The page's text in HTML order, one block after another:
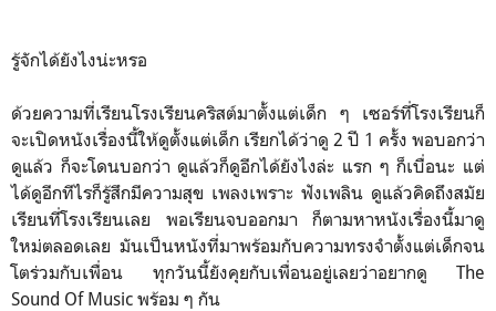
รู้จักได้ยังไงน่ะหรอ
ด้วยความที่เรียนโรงเรียนคริสต์มาตั้งแต่เด็ก ๆ เซอร์ที่โรงเรียนก็
จะเปิดหนังเรื่องนี้ให้ดูตั้งแต่เด็ก เรียกได้ว่าดู 2 ปี 1 ครั้ง พอบอกว่า
ดูแล้ว ก็จะโดนบอกว่า ดูแล้วก็ดูอีกได้ยังไงล่ะ แรก ๆ ก็เบื่อนะ แต่
ได้ดูอีกทีไรก็รู้สึกมีความสุข เพลงเพราะ ฟังเพลิน ดูแล้วคิดถึงสมัย
เรียนที่โรงเรียนเลย พอเรียนจบออกมา ก็ตามหาหนังเรื่องนี้มาดู
ใหม่ตลอดเลย มันเป็นหนังที่มาพร้อมกับความทรงจำตั้งแต่เด็กจน
โตร่วมกับเพื่อน ทุกวันนี้ยังคุยกับเพื่อนอยู่เลยว่าอยากดู The
Sound Of Music พร้อม ๆ กัน